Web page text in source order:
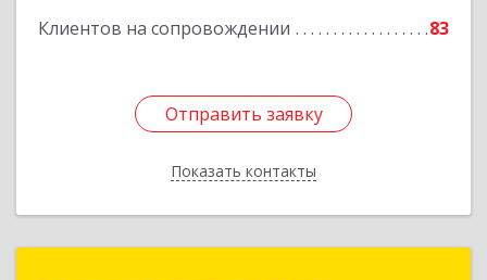
Клиентов на сопровождении 83
Отправить заявку
Показать контакты
Отправить заявку
Назад